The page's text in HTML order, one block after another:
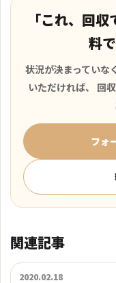
「これ、回
料
状況が決まっていな
いただければ、 回
フォ
関連記事
2020.02.18